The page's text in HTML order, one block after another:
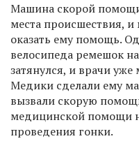
Машина скорой
места происшествия,
оказать ему помощь.
велосипеда ремешок
затянулся, и врачи уже
Медики сделали ему
вызвали скорую
медицинской помощи
проведения гонки.